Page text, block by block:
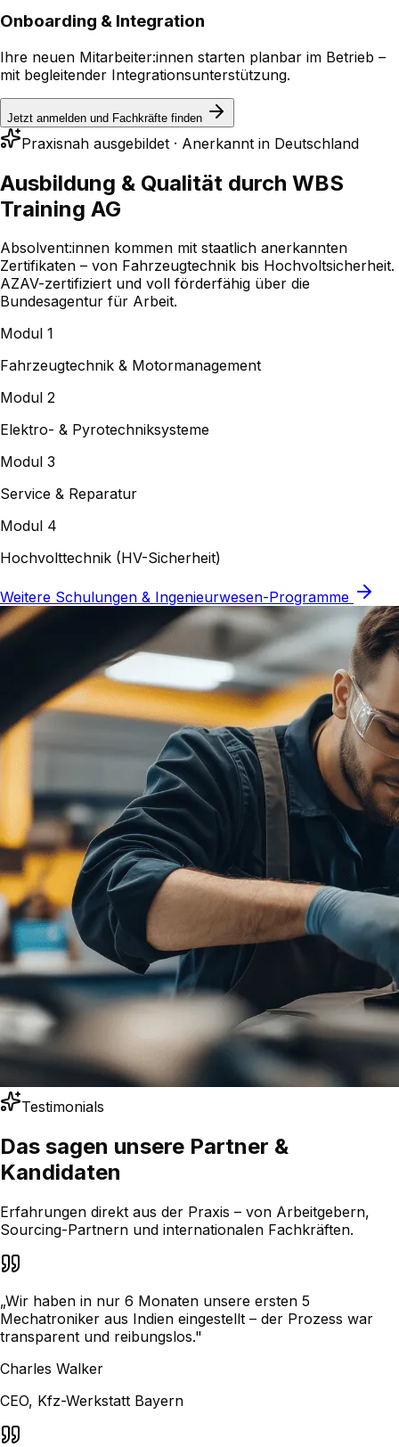
Onboarding & Integration
Ihre neuen Mitarbeiter:innen starten planbar im Betrieb –
mit begleitender Integrationsunterstützung.
Jetzt anmelden und Fachkräfte finden
Praxisnah ausgebildet · Anerkannt in Deutschland
Ausbildung & Qualität durch WBS
Training AG
Absolvent:innen kommen mit staatlich anerkannten
Zertifikaten – von Fahrzeugtechnik bis Hochvoltsicherheit.
AZAV-zertifiziert und voll förderfähig über die
Bundesagentur für Arbeit.
Modul 1
Fahrzeugtechnik & Motormanagement
Modul 2
Elektro- & Pyrotechniksysteme
Modul 3
Service & Reparatur
Modul 4
Hochvolttechnik (HV-Sicherheit)
Weitere Schulungen & Ingenieurwesen-Programme
Testimonials
Das sagen unsere Partner &
Kandidaten
Erfahrungen direkt aus der Praxis – von Arbeitgebern,
Sourcing-Partnern und internationalen Fachkräften.
„Wir haben in nur 6 Monaten unsere ersten 5
Mechatroniker aus Indien eingestellt – der Prozess war
transparent und reibungslos."
Charles Walker
CEO, Kfz-Werkstatt Bayern